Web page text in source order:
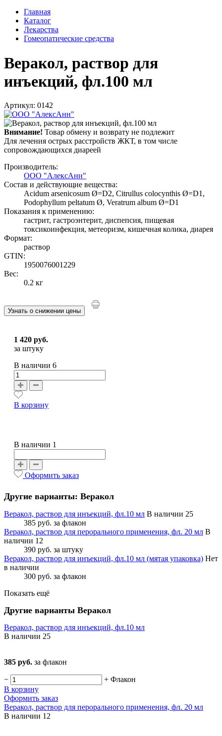
Главная
Каталог
Лекарства
Гомеопатические средства
Веракол, раствор для
инъекций, фл.100 мл
Артикул: 0142
Внимание! Товар обмену и возврату не подлежит
Для лечения острых расстройств ЖКТ, в том числе
сопровождающихся диареей
Производитель:
ООО "АлексАнн"
Состав и действующие вещества:
Acidum arsenicosum Ø=D2, Citrullus colocynthis Ø=D1,
Podophyllum peltatum Ø, Veratrum album Ø=D1
Показания к применению:
гастрит, гастроэнтерит, диспепсия, пищевая
токсикоинфекция, метеоризм, кишечная колика, диарея
Формат:
раствор
GTIN:
1950076001229
Вес:
0.2 кг
Узнать о снижении цены
1 420 руб.
за штуку
В наличии 6
В корзину
В наличии 1
Оформить заказ
Другие варианты: Веракол
Веракол, раствор для инъекций, фл.10 мл В наличии 25
385 руб. за флакон
Веракол, раствор для перорального применения, фл. 20 мл В
наличии 12
390 руб. за штуку
Веракол, раствор для инъекций, фл.10 мл (мятая упаковка) Нет
в наличии
300 руб. за флакон
Показать ещё
Другие варианты Веракол
Веракол, раствор для инъекций, фл.10 мл
В наличии 25
385 руб. за флакон
− + Флакон
В корзину
Оформить заказ
Веракол, раствор для перорального применения, фл. 20 мл
В наличии 12